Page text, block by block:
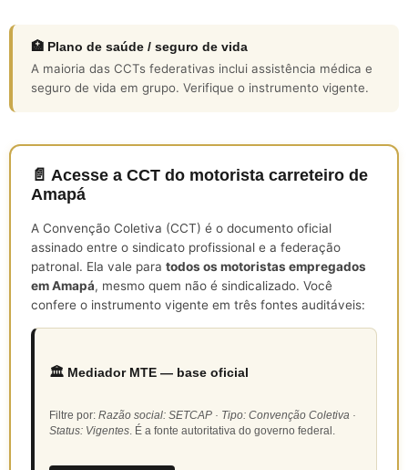
🏥 Plano de saúde / seguro de vida
A maioria das CCTs federativas inclui assistência médica e
seguro de vida em grupo. Verifique o instrumento vigente.
📄 Acesse a CCT do motorista carreteiro de
Amapá
A Convenção Coletiva (CCT) é o documento oficial
assinado entre o sindicato profissional e a federação
patronal. Ela vale para todos os motoristas empregados
em Amapá, mesmo quem não é sindicalizado. Você
confere o instrumento vigente em três fontes auditáveis:
🏛️ Mediador MTE — base oficial
Filtre por: Razão social: SETCAP · Tipo: Convenção Coletiva ·
Status: Vigentes. É a fonte autoritativa do governo federal.